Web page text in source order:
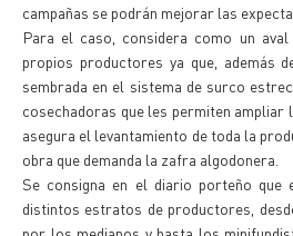
campañas se podrán mejorar las
Para el caso, considera como un
propios productores ya que, además
sembrada en el sistema de surco
cosechadoras que les permiten ampliar
asegura el levantamiento de toda la
obra que demanda la zafra algodonera.
Se consigna en el diario porteño que
distintos estratos de productores,